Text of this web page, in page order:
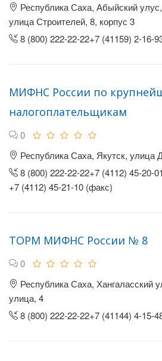
Республика Саха, Абыйский
улица Строителей, 8, корпус 3
8 (800) 222-22-22+7 (41159) 2-16-
МИФНС России по
налогоплательщикам
0
Республика Саха, Якутск, улица
8 (800) 222-22-22+7 (4112) 45-20-
+7 (4112) 45-21-10 (факс)
ТОРМ МИФНС России № 8
0
Республика Саха, Хангаласский
улица, 4
8 (800) 222-22-22+7 (41144) 4-15-